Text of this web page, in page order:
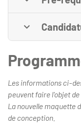
Les informations ci-
peuvent faire l'objet de
La nouvelle maquette
de conception.